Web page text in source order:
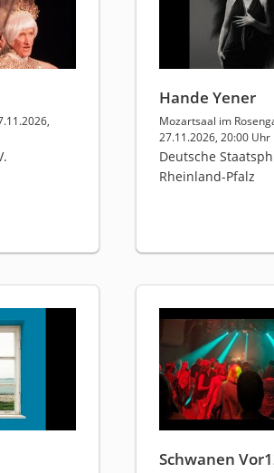
Hande Yener
Mozartsaal im
27.11.2026, 20:00 Uhr
Deutsche
Rheinland-Pfalz
Schwanen